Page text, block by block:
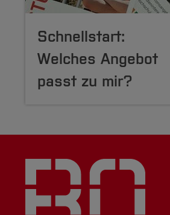
Schnellstart:
Welches Angebot
passt zu mir?